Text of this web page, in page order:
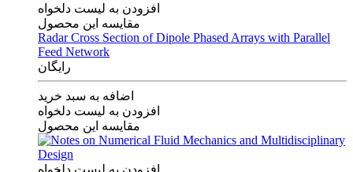
افزودن به لیست دلخواه
مقایسه این محصول
Radar Cross Section of Dipole Phased Arrays with Parallel
Feed Network
رایگان
اضافه به سبد خرید
افزودن به لیست دلخواه
مقایسه این محصول
افزودن به لیست دلخواه